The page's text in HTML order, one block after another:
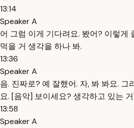
13:14
Speaker A
어 그럼 이게 기다려요. 봤어? 이렇게
먹을 거 생각을 하나 봐.
13:36
Speaker A
음. 진짜로? 예 잘했어. 자, 봐 봐요. 그
요. [음악] 보이세요? 생각하고 있는
13:58
Speaker A